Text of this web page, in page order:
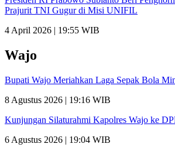
Prajurit TNI Gugur di Misi UNIFIL
4 April 2026 | 19:55 WIB
Wajo
Bupati Wajo Meriahkan Laga Sepak Bola
8 Agustus 2026 | 19:16 WIB
Kunjungan Silaturahmi Kapolres Wajo ke
6 Agustus 2026 | 19:04 WIB